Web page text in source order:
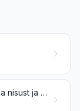
Püülijahu muust teraviljast, v.a nisust ja meslinist